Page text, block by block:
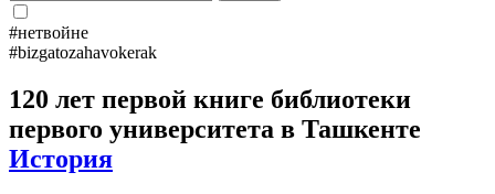
#нетвойне
#bizgatozahavokerak
120 лет первой книге библиотеки
первого университета в Ташкенте
История